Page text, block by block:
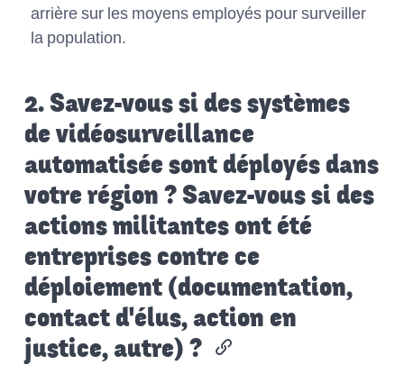
arrière sur les moyens employés pour surveiller
la population.
2. Savez-vous si des systèmes
de vidéosurveillance
automatisée sont déployés dans
votre région ? Savez-vous si des
actions militantes ont été
entreprises contre ce
déploiement (documentation,
contact d'élus, action en
justice, autre) ?